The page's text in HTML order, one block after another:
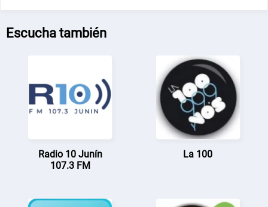
Escucha también
Radio 10 Junín
107.3 FM
La 100